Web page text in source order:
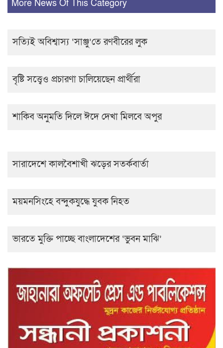
More News Of This Category
সত্যিই অবিশ্বাস্য ‘সাঞ্জু’তে রণবীরের লুক
বৃষ্টি সত্ত্বেও প্রচারণা চালিয়েছেন প্রার্থীরা
শাকিব অনুমতি দিলে ঈদে দেখা মিলবে অপুর
সারাদেশে কালবৈশাখী ঝড়ের সতর্কবার্তা
ময়মনসিংহে বন্দুকযুদ্ধে যুবক নিহত
ভারতে মুক্তি পাচ্ছে বাংলাদেশের ‘ভুবন মাঝি’